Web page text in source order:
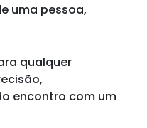
uma pessoa,
qualquer
encontro com um